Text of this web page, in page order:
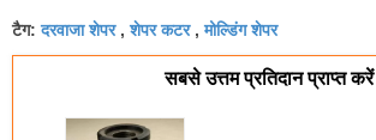
टैग:दरवाजा शेपर,शेपर कटर,मोल्डिंग शेपर
सबसे उत्तम प्रतिदान प्राप्त करें